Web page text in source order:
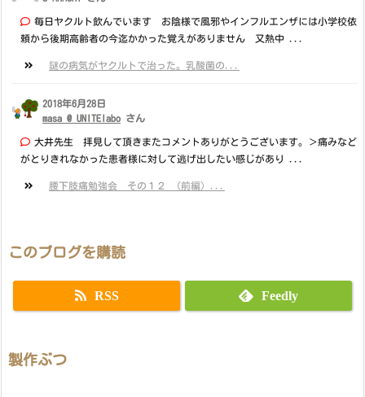
毎日ヤクルト飲んでいます お陰様で風邪やインフルエンザには小学校依
頼から後期高齢者の今迄かかった覚えがありません 又熱中 ...
謎の病気がヤクルトで治った。乳酸菌の...
2018年6月28日
masa @ UNITElabo さん
大井先生 拝見して頂きまたコメントありがとうございます。＞痛みなど
がとりきれなかった患者様に対して逃げ出したい感じがあり ...
腰下肢痛勉強会 その１２ （前編）...
このブログを購読
RSS Feedly
製作ぶつ